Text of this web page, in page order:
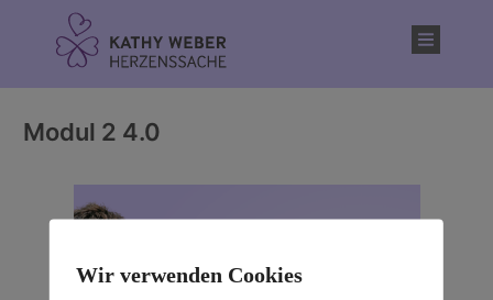
Modul 2 4.0
Wir verwenden Cookies